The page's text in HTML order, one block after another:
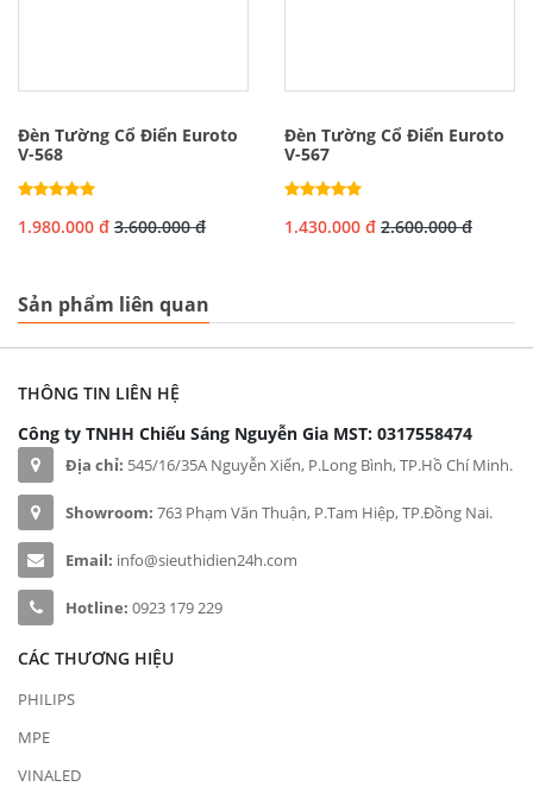
Đèn Tường Cổ Điển Euroto
V-568
1.980.000 đ 3.600.000 đ
Đèn Tường Cổ Điển Euroto
V-567
1.430.000 đ 2.600.000 đ
Sản phẩm liên quan
THÔNG TIN LIÊN HỆ
Công ty TNHH Chiếu Sáng Nguyễn Gia MST: 0317558474
Địa chỉ: 545/16/35A Nguyễn Xiển, P.Long Bình, TP.Hồ Chí Minh.
Showroom: 763 Phạm Văn Thuận, P.Tam Hiệp, TP.Đồng Nai.
Email: info@sieuthidien24h.com
Hotline: 0923 179 229
CÁC THƯƠNG HIỆU
PHILIPS
MPE
VINALED